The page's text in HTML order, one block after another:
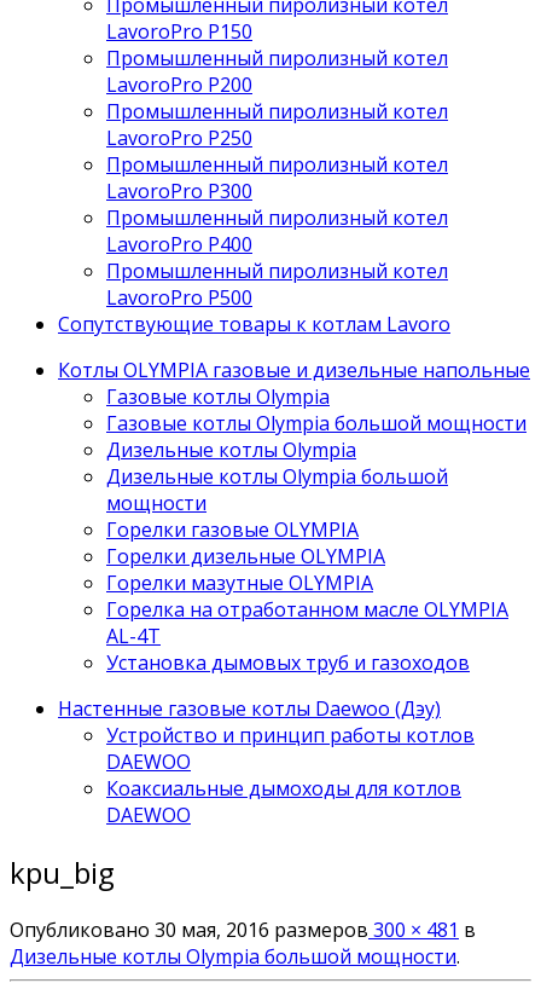
LavoroPro P150
Промышленный пиролизный котел
LavoroPro P200
Промышленный пиролизный котел
LavoroPro P250
Промышленный пиролизный котел
LavoroPro P300
Промышленный пиролизный котел
LavoroPro P400
Промышленный пиролизный котел
LavoroPro P500
Сопутствующие товары к котлам Lavoro
Котлы OLYMPIA газовые и дизельные напольные
Газовые котлы Olympia
Газовые котлы Olympia большой мощности
Дизельные котлы Olympia
Дизельные котлы Olympia большой
мощности
Горелки газовые OLYMPIA
Горелки дизельные OLYMPIA
Горелки мазутные OLYMPIA
Горелка на отработанном масле OLYMPIA
AL-4T
Установка дымовых труб и газоходов
Настенные газовые котлы Daewoo (Дэу)
Устройство и принцип работы котлов
DAEWOO
Коаксиальные дымоходы для котлов
DAEWOO
kpu_big
Опубликовано 30 мая, 2016 размеров 300 × 481 в
Дизельные котлы Olympia большой мощности.